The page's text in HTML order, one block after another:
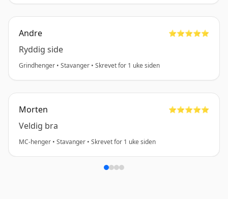
Andre ⭐️⭐️⭐️⭐️⭐️
Ryddig side
Grindhenger • Stavanger • Skrevet for 1 uke siden
Morten ⭐️⭐️⭐️⭐️⭐️
Veldig bra
MC-henger • Stavanger • Skrevet for 1 uke siden